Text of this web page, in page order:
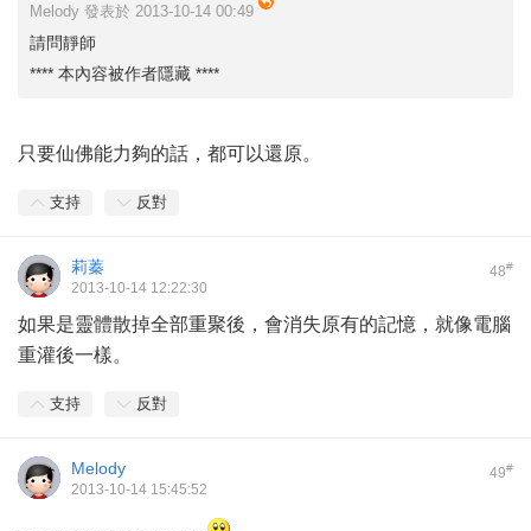
Melody 發表於 2013-10-14 00:49
請問靜師
**** 本內容被作者隱藏 ****
只要仙佛能力夠的話，都可以還原。
支持 反對
48#
莉蓁
2013-10-14 12:22:30
如果是靈體散掉全部重聚後，會消失原有的記憶，就像電腦
重灌後一樣。
支持 反對
49#
Melody
2013-10-14 15:45:52